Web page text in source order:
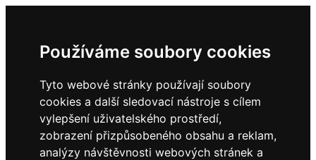
Používáme soubory cookies
Tyto webové stránky používají soubory
cookies a další sledovací nástroje s cílem
vylepšení uživatelského prostředí,
zobrazení přizpůsobeného obsahu a reklam,
analýzy návštěvnosti webových stránek a